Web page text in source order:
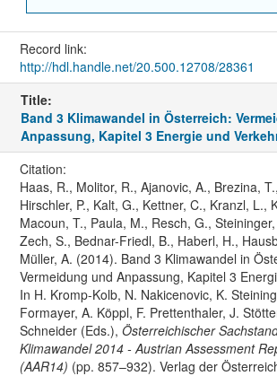
Record link:
http://hdl.handle.net/20.500.12708/28361
Title:
Band 3 Klimawandel in Österreich:
Anpassung, Kapitel 3 Energie und
Citation:
Haas, R., Molitor, R., Ajanovic, A., Brezina,
Hirschler, P., Kalt, G., Kettner, C., Kranzl, L.,
Macoun, T., Paula, M., Resch, G.,
Zech, S., Bednar-Friedl, B., Haberl, H.,
Müller, A. (2014). Band 3 Klimawandel in
Vermeidung und Anpassung, Kapitel 3
In H. Kromp-Kolb, N. Nakicenovic, K.
Formayer, A. Köppl, F. Prettenthaler, J.
Schneider (Eds.), Österreichischer
Klimawandel 2014 - Austrian Assessment
(AAR14) (pp. 857–932). Verlag der